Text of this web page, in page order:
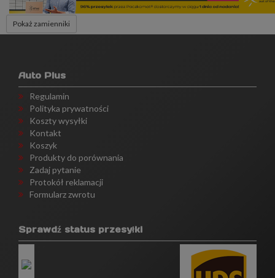
Pokaż zamienniki
Auto Plus
Regulamin
Polityka prywatności
Koszty wysyłki
Kontakt
Koszyk
Produkty do porównania
Zadaj pytanie
Protokół reklamacji
Formularz zwrotu
Sprawdź status przesyłki